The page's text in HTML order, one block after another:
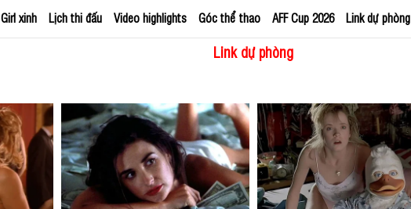
Girl xinh Lịch thi đấu Video highlights Góc thể thao AFF Cup 2026 Link dự phòng
Link dự phòng